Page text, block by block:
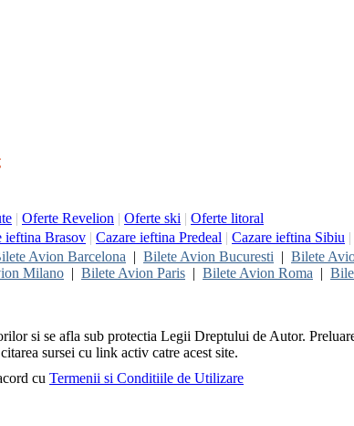
| Oferte Revelion | Oferte ski | Oferte litoral
ieftina Brasov | Cazare ieftina Predeal | Cazare ieftina Sibiu |
Avion Barcelona | Bilete Avion Bucuresti | Bilete
Milano | Bilete Avion Paris | Bilete Avion Roma |
si se afla sub protectia Legii Dreptului de Autor.
sursei cu link activ catre acest site.
cu Termenii si Conditiile de Utilizare